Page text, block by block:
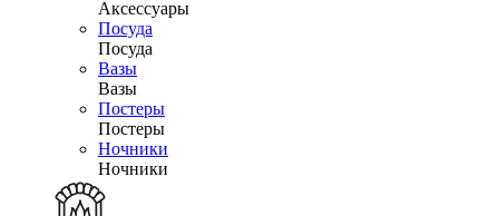
Аксессуары
Посуда
Посуда
Вазы
Вазы
Постеры
Постеры
Ночники
Ночники